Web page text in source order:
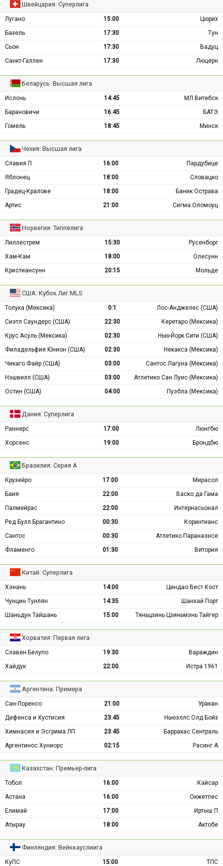
Швейцария: Суперлига
Лугано 15:00
Цюрих
Базель
17:30
Тун
Сьон
17:30
Вадуц
Санкт-Галлен
17:30 Люцерн
Беларусь: Высшая лига
Ислочь 14:45
МЛ Витебск
Барановичи
16:45
БАТЭ
Гомель
18:45 Минск
Чехия: Высшая лига
Славия П 16:00
Пардубице
Яблонец
18:00
Словацко
Градец-Кралове
18:00
Баник Острава
Артис
21:00 Сигма Оломоуц
Норвегия: Типпелига
Лиллестрем 15:30
Русенборг
Хам-Кам
18:00
Олесунн
Кристиансунн
20:15 Мольде
США: Кубок Лиг MLS
Толука (Мексика) 0:1
Лос-Анджелес (США)
Сиэтл Саундерс (США)
22:30
Керетаро (Мексика)
Крус Асуль (Мексика)
02:30
Нью-Йорк Сити (США)
Филадельфия Юнион (США)
02:30
Некакса (Мексика)
Чикаго Файр (США)
03:00
Сантос Лагуна (Мексика)
Нэшвилл (США)
03:00
Атлетико Сан Луис (Мексика)
Остин (США)
04:00 Пуэбла (Мексика)
Дания: Суперлига
Раннерс 17:00
Люнгбю
Хорсенс
19:00 Брондбю
Бразилия: Серия А
Крузейро 17:00
Мирасол
Баия
22:00
Васко да Гама
Палмейрас
22:00
Интернасьонал
Ред Булл Брагантино
00:30
Коринтианс
Сантос
00:30
Атлетико Паранаэнсе
Фламенго
01:30 Витория
Китай: Суперлига
Хэнань 14:00
Циндао Вест Кост
Чунцин Тунлян
14:35
Шанхай Порт
Шаньдун Тайшань
15:00 Тяньцзинь Цзиньмэнь Тайгер
Хорватия: Первая лига
Славен Белупо 19:30
Вараждин
Хайдук
22:00 Истра 1961
Аргентина: Примера
Сан-Лоренсо 21:00
Уракан
Дефенса и Хустисия
23:45
Ньюэллс Олд Бойз
Химнасия и Эсгрима ЛП
23:45
Барракас Сентраль
Аргентинос Хуниорс
02:15 Расинг А
Казахстан: Премьер-лига
Тобол 16:00
Кайсар
Астана
16:00
Окжетпес
Елимай
17:00
Иртыш П
Атырау
18:00 Актобе
Финляндия: Вейккауслиига
КуПС 15:00
ТПС